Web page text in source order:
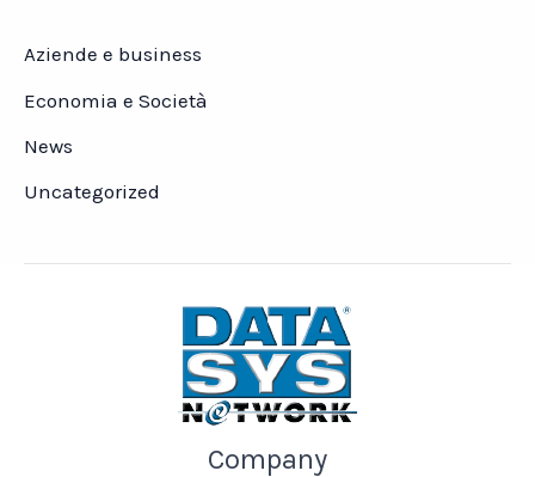
Aziende e business
Economia e Società
News
Uncategorized
Company